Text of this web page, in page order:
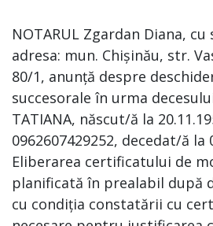
NOTARUL Zgardan Diana,
adresa: mun. Chișinău, str.
80/1, anunță despre
succesorale în urma
TATIANA, născut/ă la
0962607429252, decedat/ă la
Eliberarea certificatului de
planificată în prealabil după
cu condiția constatării cu